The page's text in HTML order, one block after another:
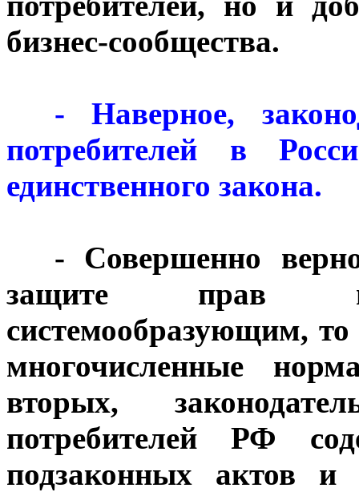
бизнес-сообщества.
- Наверное,
потребителей в
единственного закона.
- Совершенно
защите прав
системообразующим,
многочисленные
вторых,
потребителей РФ
подзаконных актов и